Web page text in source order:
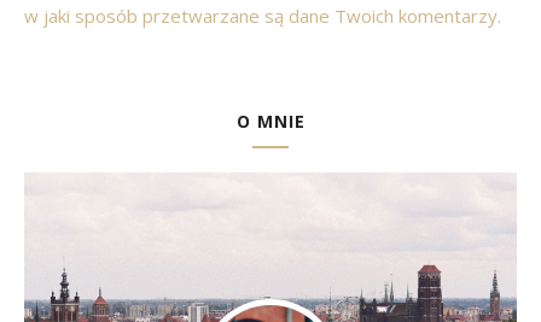
w jaki sposób przetwarzane są dane Twoich komentarzy.
O MNIE